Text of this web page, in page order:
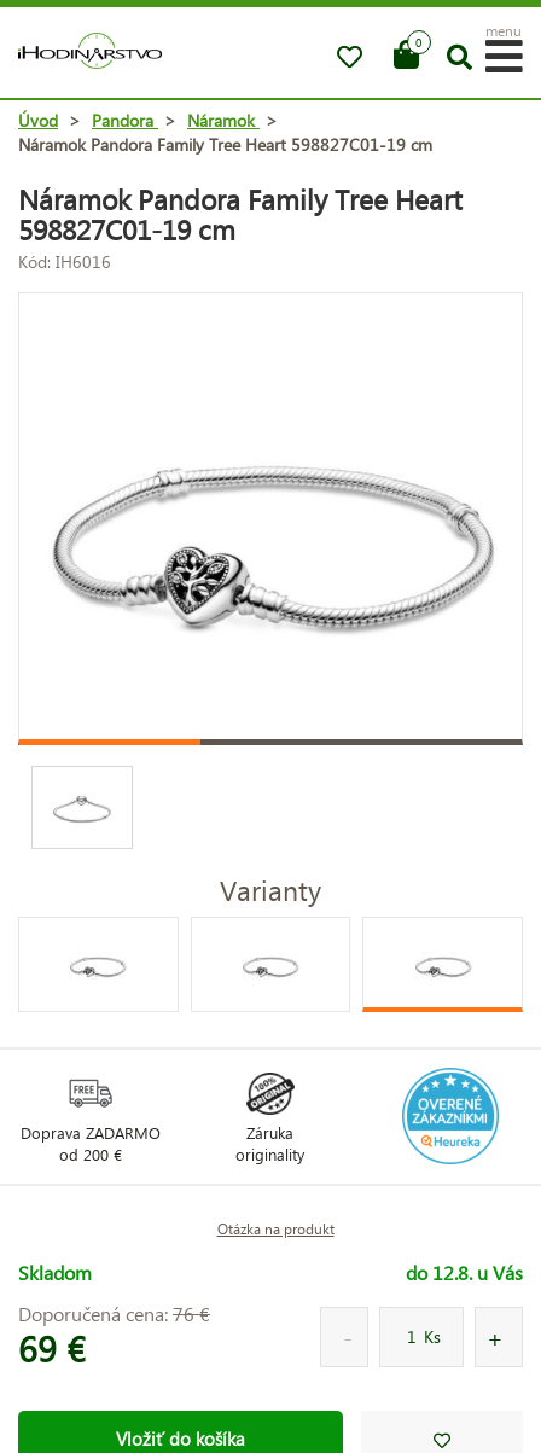
0
menu
Úvod > Pandora > Náramok >
Náramok Pandora Family Tree Heart 598827C01-19 cm
Náramok Pandora Family Tree Heart
598827C01-19 cm
Kód: IH6016
Varianty
Doprava ZADARMO
od 200 €
Záruka
originality
Otázka na produkt
Skladom
do 12.8. u Vás
Doporučená cena:76 €
69 € Ks
Vložiť do košíka